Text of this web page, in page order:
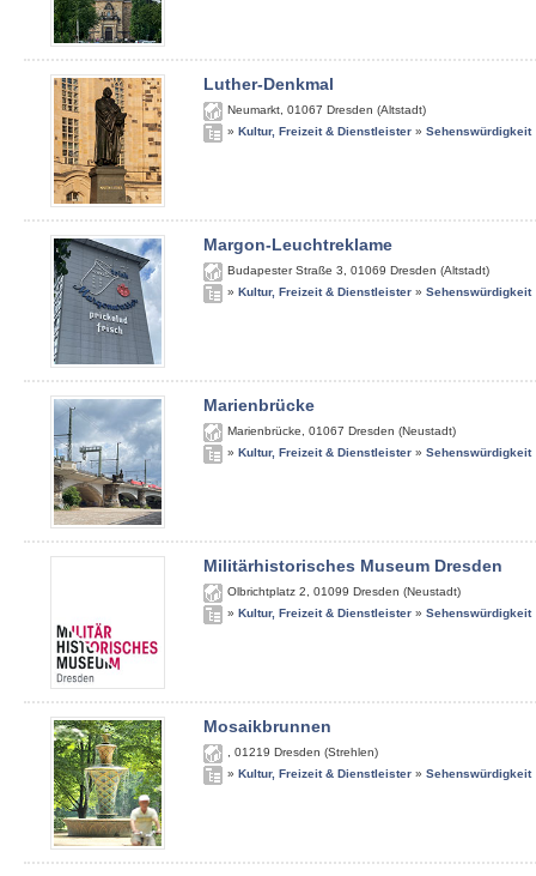
Luther-Denkmal
Neumarkt 01067 Dresden (Altstadt)
» Kultur, Freizeit & Dienstleister » Sehenswürdigkeit
Margon-Leuchtreklame
Budapester Straße 3 01069 Dresden (Altstadt)
» Kultur, Freizeit & Dienstleister » Sehenswürdigkeit
Marienbrücke
Marienbrücke 01067 Dresden (Neustadt)
» Kultur, Freizeit & Dienstleister » Sehenswürdigkeit
Militärhistorisches Museum Dresden
Olbrichtplatz 2 01099 Dresden (Neustadt)
» Kultur, Freizeit & Dienstleister » Sehenswürdigkeit
Mosaikbrunnen
01219 Dresden (Strehlen)
» Kultur, Freizeit & Dienstleister » Sehenswürdigkeit